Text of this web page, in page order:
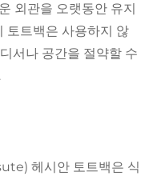
외관을 오랫동안 유지
토트백은 사용하지 않
서나 공간을 절약할 수
헤시안 토트백은 식